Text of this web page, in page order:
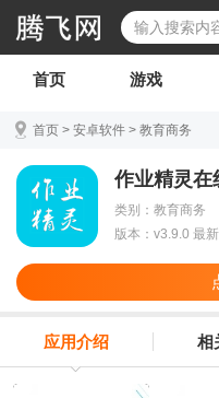
首页 游戏
首页 > 安卓软件 > 教育商务
作业精灵
类别：教育商务
版本：v3.9.0 最
应用介绍 相